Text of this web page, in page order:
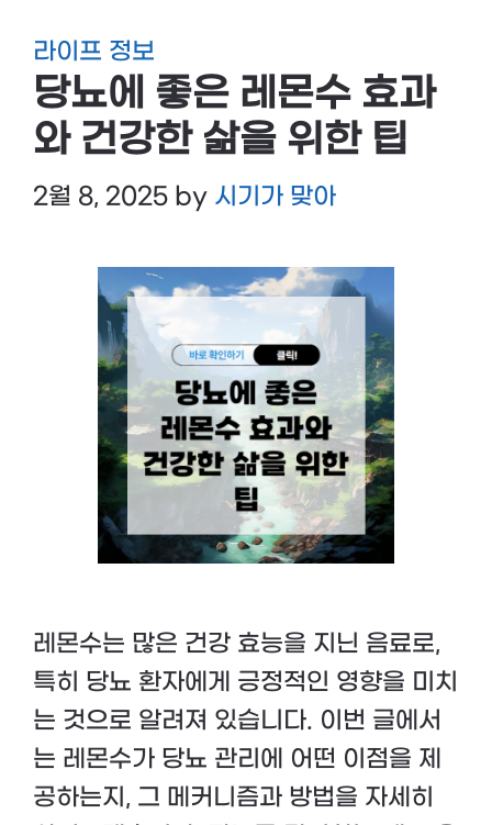
라이프 정보
당뇨에 좋은 레몬수 효과
와 건강한 삶을 위한 팁
2월 8, 2025 by 시기가 맞아
레몬수는 많은 건강 효능을 지닌 음료로,
특히 당뇨 환자에게 긍정적인 영향을 미치
는 것으로 알려져 있습니다. 이번 글에서
는 레몬수가 당뇨 관리에 어떤 이점을 제
공하는지, 그 메커니즘과 방법을 자세히